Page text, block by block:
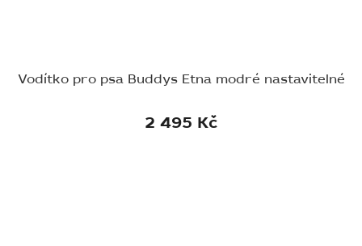
Vodítko pro psa Buddys Etna modré nastavitelné
2 495 Kč